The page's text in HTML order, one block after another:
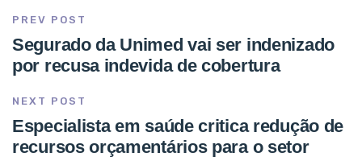
PREV POST
Segurado da Unimed vai ser indenizado
por recusa indevida de cobertura
NEXT POST
Especialista em saúde critica redução de
recursos orçamentários para o setor